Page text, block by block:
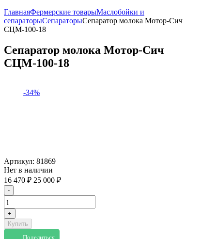
ГлавнаяФермерские товарыМаслобойки и
сепараторыСепараторыСепаратор молока Мотор-Сич
СЦМ-100-18
Сепаратор молока Мотор-Сич
СЦМ-100-18
-34%
Артикул: 81869
Нет в наличии
16 470 ₽ 25 000 ₽
-
+
Купить
Поделиться